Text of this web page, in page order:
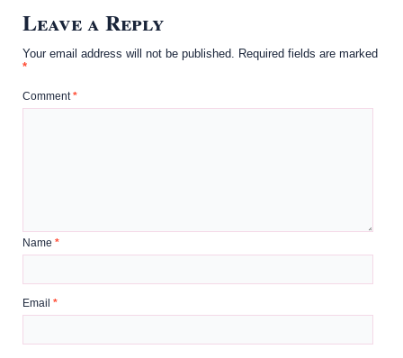
Leave a Reply
Your email address will not be published. Required fields are marked
*
Comment*
Name*
Email*